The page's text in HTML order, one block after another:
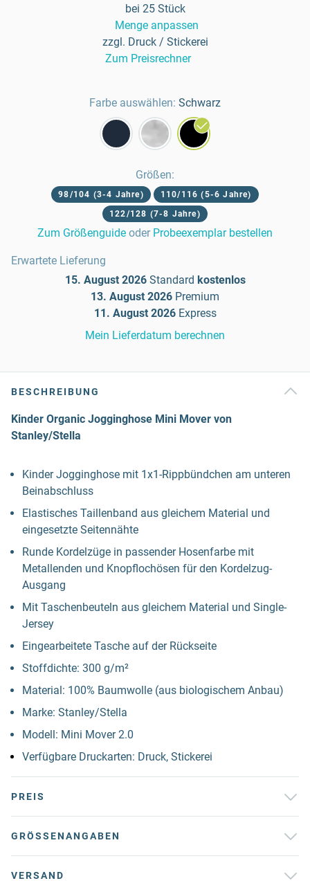
bei 25 Stück
Menge anpassen
zzgl. Druck / Stickerei
Zum Preisrechner
Farbe auswählen: Schwarz
Größen:
98/104 (3-4 Jahre)
110/116 (5-6 Jahre)
122/128 (7-8 Jahre)
Zum Größenguide oder Probeexemplar bestellen
Erwartete Lieferung
15. August 2026 Standard kostenlos
13. August 2026 Premium
11. August 2026 Express
Mein Lieferdatum berechnen
BESCHREIBUNG
Kinder Organic Jogginghose Mini Mover von
Stanley/Stella
Kinder Jogginghose mit 1x1-Rippbündchen am unteren
Beinabschluss
Elastisches Taillenband aus gleichem Material und
eingesetzte Seitennähte
Runde Kordelzüge in passender Hosenfarbe mit
Metallenden und Knopflochösen für den Kordelzug-
Ausgang
Mit Taschenbeuteln aus gleichem Material und Single-
Jersey
Eingearbeitete Tasche auf der Rückseite
Stoffdichte: 300 g/m²
Material: 100% Baumwolle (aus biologischem Anbau)
Marke: Stanley/Stella
Modell: Mini Mover 2.0
Verfügbare Druckarten: Druck, Stickerei
PREIS
GRÖSSENANGABEN
VERSAND